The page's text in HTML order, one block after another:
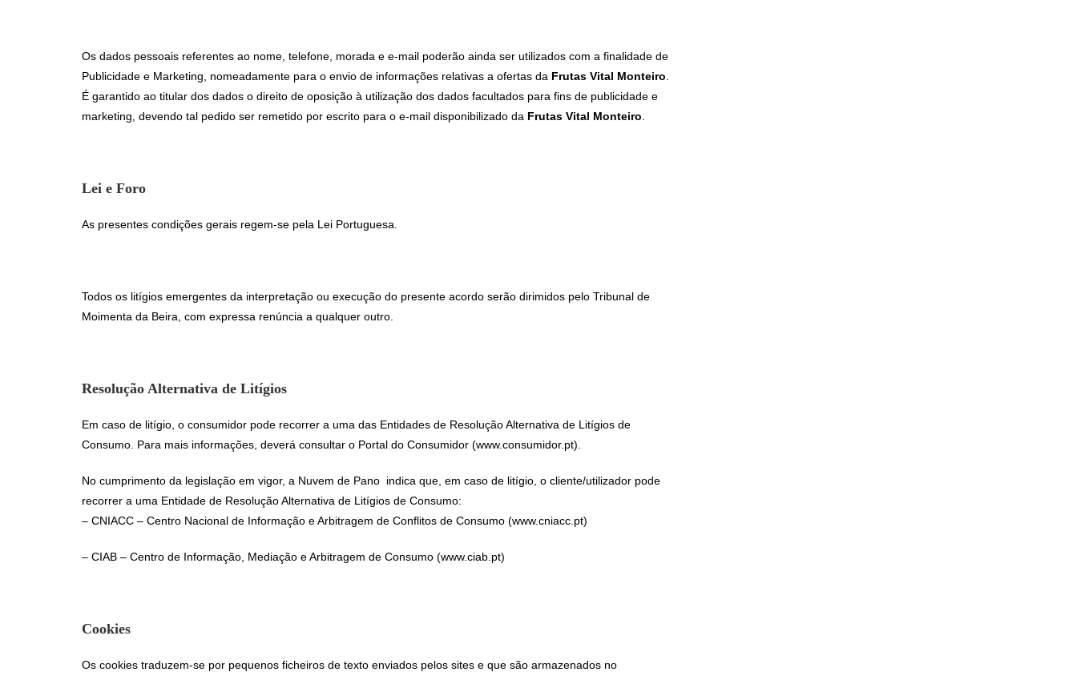
Os dados pessoais referentes ao nome, telefone, morada e e-mail poderão ainda ser utilizados com a finalidade de
Publicidade e Marketing, nomeadamente para o envio de informações relativas a ofertas da Frutas Vital Monteiro
É garantido ao titular dos dados o direito de oposição à utilização dos dados facultados para fins de publicidade e
marketing, devendo tal pedido ser remetido por escrito para o e-mail disponibilizado da Frutas Vital Monteiro
Lei e Foro
As presentes condições gerais regem-se pela Lei Portuguesa.
Todos os litígios emergentes da interpretação ou execução do presente acordo serão dirimidos pelo Tribunal de
Moimenta da Beira, com expressa renúncia a qualquer outro.
Resolução Alternativa de Litígios
Em caso de litígio, o consumidor pode recorrer a uma das Entidades de Resolução Alternativa de Litígios de
Consumo. Para mais informações, deverá consultar o Portal do Consumidor (www.consumidor.pt).
No cumprimento da legislação em vigor, a Nuvem de Pano indica que, em caso de litígio, o cliente/utilizador pode
recorrer a uma Entidade de Resolução Alternativa de Litígios de Consumo:
– CNIACC – Centro Nacional de Informação e Arbitragem de Conflitos de Consumo (www.cniacc.pt)
– CIAB – Centro de Informação, Mediação e Arbitragem de Consumo (www.ciab.pt)
Cookies
Os cookies traduzem-se por pequenos ficheiros de texto enviados pelos sites e que são armazenados no